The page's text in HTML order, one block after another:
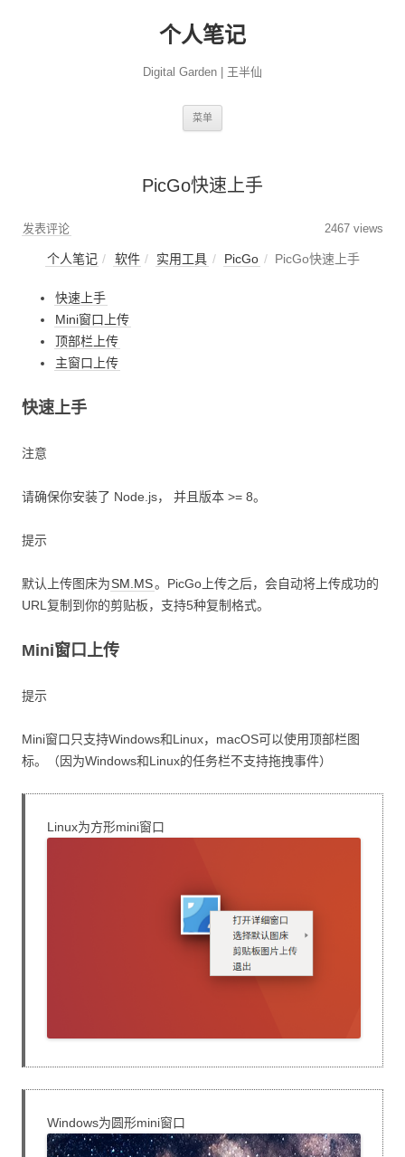
个人笔记
Digital Garden | 王半仙
菜单
PicGo快速上手
发表评论 2467 views
个人笔记 软件 实用工具 PicGo PicGo快速上手
快速上手
Mini窗口上传
顶部栏上传
主窗口上传
快速上手
注意
请确保你安装了 Node.js， 并且版本 >= 8。
提示
默认上传图床为SM.MS。PicGo上传之后，会自动将上传成功的
URL复制到你的剪贴板，支持5种复制格式。
Mini窗口上传
提示
Mini窗口只支持Windows和Linux，macOS可以使用顶部栏图
标。（因为Windows和Linux的任务栏不支持拖拽事件）
Linux为方形mini窗口
Windows为圆形mini窗口